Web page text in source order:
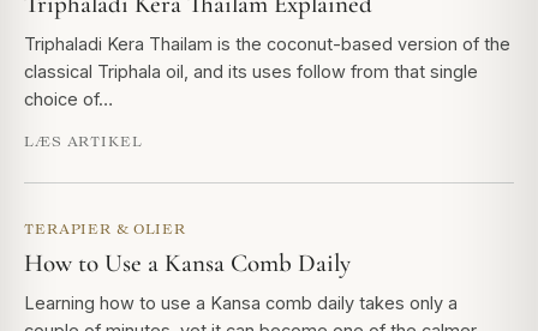
Triphaladi Kera Thailam is the coconut-based version of the
classical Triphala oil, and its uses follow from that single
choice of…
LÆS ARTIKEL
TERAPIER & OLIER
How to Use a Kansa Comb Daily
Learning how to use a Kansa comb daily takes only a